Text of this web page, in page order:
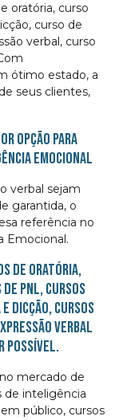
oratória, curso
curso de
verbal, curso
ótimo estado, a
seus clientes,
opção para
Emocional
verbal sejam
garantida, o
referência no
Emocional.
de oratória,
pnl, cursos
dicção, cursos
verbal
possível.
mercado de
de inteligência
público, cursos